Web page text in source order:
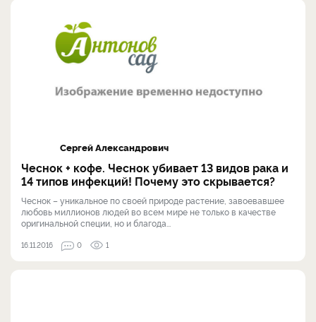
Сергей Александрович
Чеснок + кофе. Чеснок убивает 13 видов рака и
14 типов инфекций! Почему это скрывается?
Чеснок – уникальное по своей природе растение, завоевавшее
любовь миллионов людей во всем мире не только в качестве
оригинальной специи, но и благода...
16.11.2016 0 1